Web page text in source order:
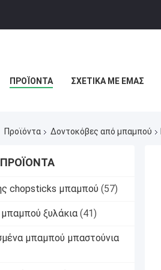
ΠΡΟΪΌΝΤΑ ΣΧΕΤΙΚΆ ΜΕ ΕΜΆΣ
Προϊόντα Δοντοκόβες από μπαμπού
chopsticks μπαμπού (57)
ξυλάκια (41)
μπαμπού μπαστούνια